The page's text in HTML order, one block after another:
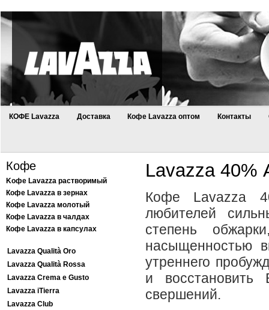
КОФЕ Lavazza Доставка Кофе Lavazza оптом Контакты
Кофе
Kофе Lavazza растворимый
Кофе Lavazza в зернах
Кофе Lavazza молотый
Кофе Lavazza в чалдах
Кофе Lavazza в капсулах
Lavazza Qualità Oro
Lavazza Qualità Rossa
Lavazza Crema e Gusto
Lavazza iTierra
Lavazza Club
Lavazza 40%
Кофе Lavazza
любителей
степень
насыщенностью
утреннего
и
свершений.